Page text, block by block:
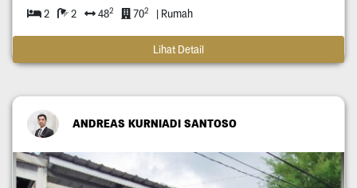
2 2 482 702 | Rumah
Lihat Detail
ANDREAS KURNIADI SANTOSO